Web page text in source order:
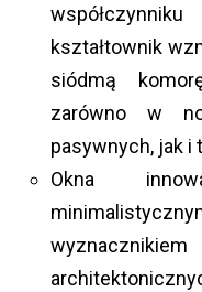
kształtownik
siódmą
zarówno w
pasywnych, jak i
Okna